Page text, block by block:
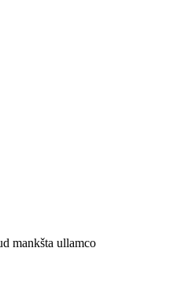
mankšta ullamco